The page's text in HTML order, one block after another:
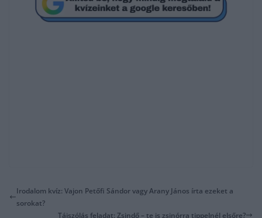
Irodalom kvíz: Vajon Petőfi Sándor vagy Arany János írta ezeket a
sorokat?
Tájszólás feladat: Zsindő – te is zsinórra tippelnél elsőre?